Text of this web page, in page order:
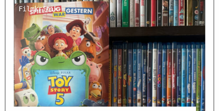
Filmkritik